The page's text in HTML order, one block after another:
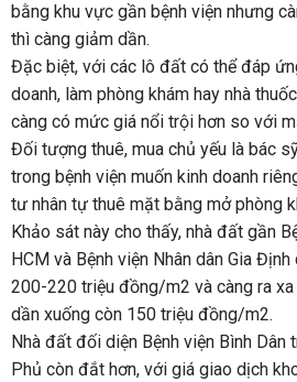
bằng khu vực gần bệnh viện nhưng
thì càng giảm dần.
Đặc biệt, với các lô đất có thể đáp
doanh, làm phòng khám hay nhà
càng có mức giá nổi trội hơn so với
Đối tượng thuê, mua chủ yếu là bác
trong bệnh viện muốn kinh doanh
tư nhân tự thuê mặt bằng mở phòng
Khảo sát này cho thấy, nhà đất gần
HCM và Bệnh viện Nhân dân Gia
200-220 triệu đồng/m2 và càng ra
dần xuống còn 150 triệu đồng/m2.
Nhà đất đối diện Bệnh viện Bình
Phủ còn đắt hơn, với giá giao dịch